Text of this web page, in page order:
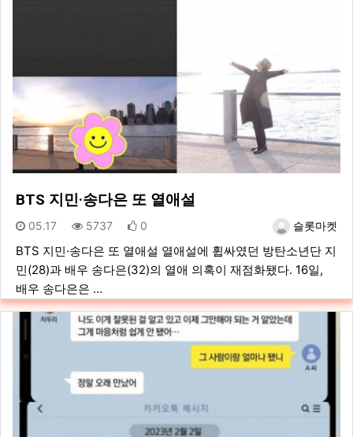
BTS 지민·송다은 또 열애설
등록자슬롯마켓
등록일
05.17 조회
5737 추천
0
BTS 지민·송다은 또 열애설 열애설에 휩싸였던 방탄소년단 지
민(28)과 배우 송다은(32)의 열애 의혹이 재점화됐다. 16일,
배우 송다은은 …